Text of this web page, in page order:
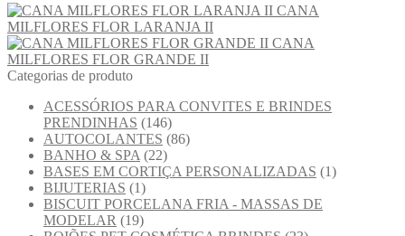
CANA
MILFLORES FLOR LARANJA II
CANA
MILFLORES FLOR GRANDE II
Categorias de produto
ACESSÓRIOS PARA CONVITES E BRINDES
PRENDINHAS (146)
AUTOCOLANTES (86)
BANHO & SPA (22)
BASES EM CORTIÇA PERSONALIZADAS (1)
BIJUTERIAS (1)
BISCUIT PORCELANA FRIA - MASSAS DE
MODELAR (19)